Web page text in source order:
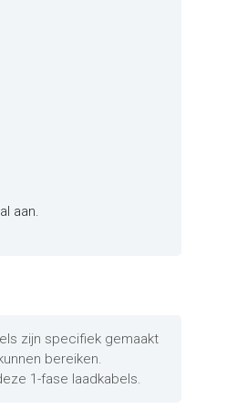
aan.
zijn specifiek gemaakt
bereiken.
1-fase laadkabels.